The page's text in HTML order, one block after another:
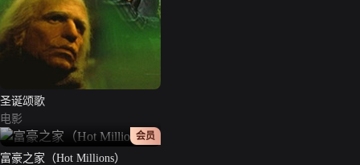
圣诞颂歌
电影
正片
会员
富豪之家（Hot Millions）